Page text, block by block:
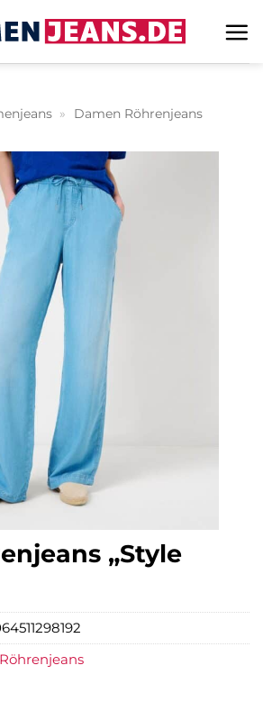
» Damen Röhrenjeans
„Style